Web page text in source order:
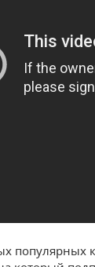
популярных